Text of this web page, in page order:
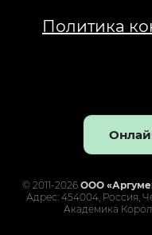
Политика
© 2011-2026 ООО
Адрес: 454004, Россия,
Академика